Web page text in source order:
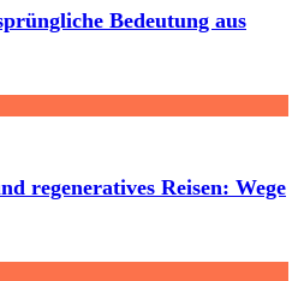
Bedeutung aus
regeneratives Reisen: Wege